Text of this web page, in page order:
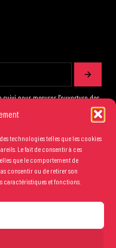
technologies telles que les cookies
Le fait de consentir à ces
que le comportement de
consentir ou de retirer son
caractéristiques et fonctions.
pour mesurer l'ouverture des